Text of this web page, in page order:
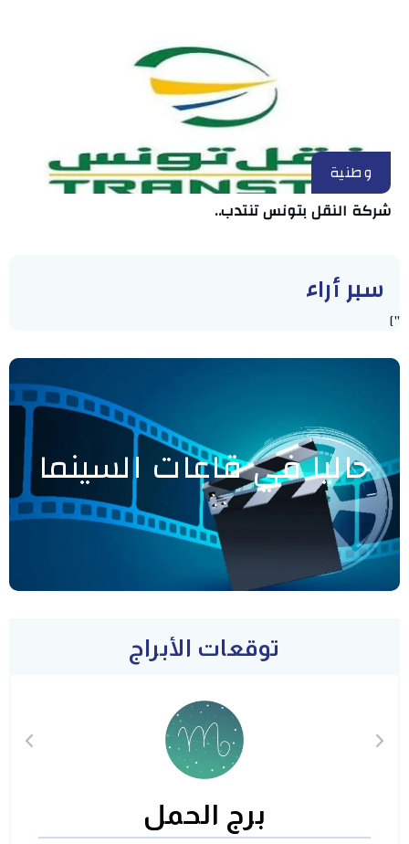
وطنية
شركة النقل بتونس تنتدب..
سبر أراء
"]
حاليا في قاعات السينما
توقعات الأبراج
برج الحمل